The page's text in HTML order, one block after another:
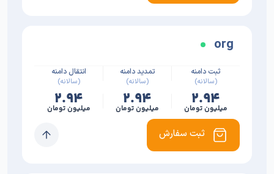
org
ثبت دامنه
(سالانه)
تمدید دامنه
(سالانه)
انتقال دامنه
(سالانه)
۲.۹۴
میلیون تومان ۲.۹۴
میلیون تومان ۲.۹۴
میلیون تومان
ثبت سفارش